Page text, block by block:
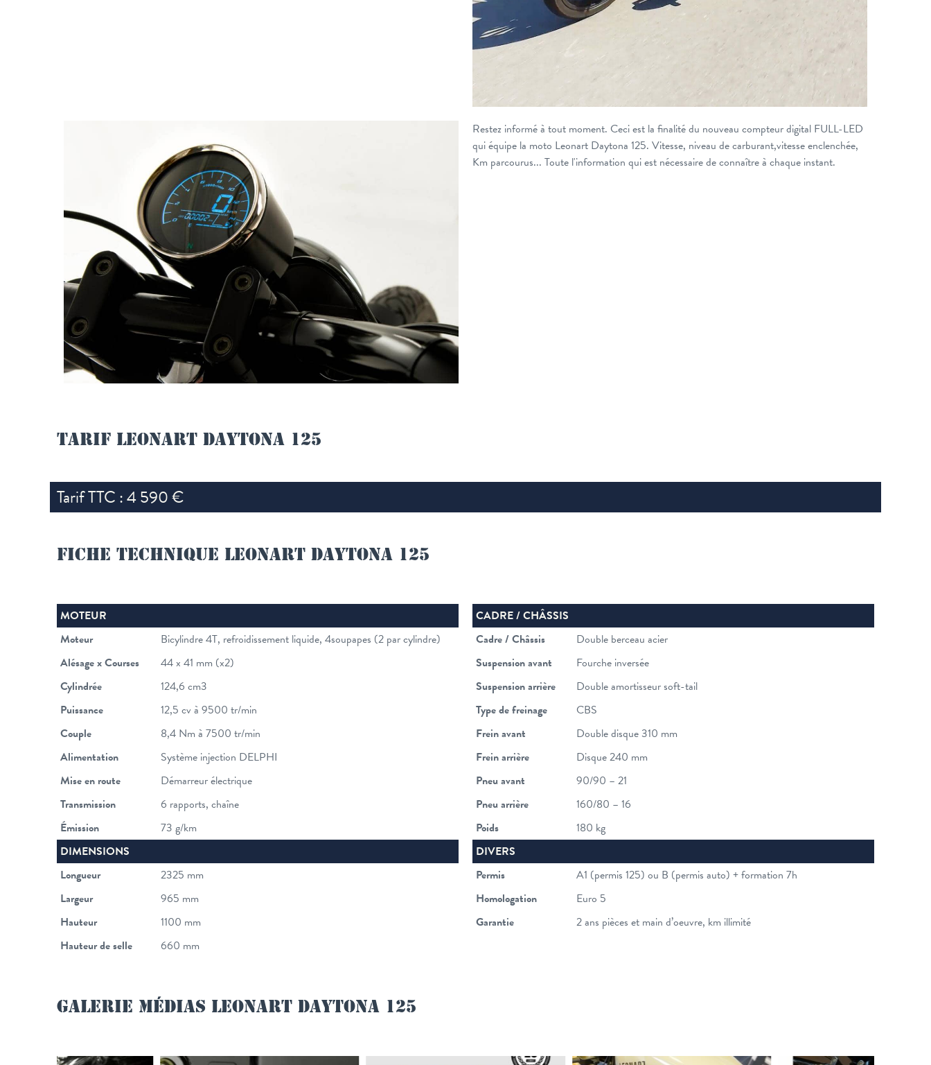
Restez informé à tout moment. Ceci est la finalité du nouveau compteur digital FULL-LED
qui équipe la moto Leonart Daytona 125. Vitesse, niveau de carburant,vitesse enclenchée,
Km parcourus... Toute l'information qui est nécessaire de connaître à chaque instant.
TARIF LEONART DAYTONA 125
Tarif TTC : 4 590 €
FICHE TECHNIQUE LEONART DAYTONA 125
MOTEUR
Moteur
Bicylindre 4T, refroidissement liquide, 4soupapes (2 par cylindre)
Alésage x Courses
44 x 41 mm (x2)
Cylindrée
124,6 cm3
Puissance
12,5 cv à 9500 tr/min
Couple
8,4 Nm à 7500 tr/min
Alimentation
Système injection DELPHI
Mise en route
Démarreur électrique
Transmission
6 rapports, chaîne
Émission
73 g/km
DIMENSIONS
Longueur
2325 mm
Largeur
965 mm
Hauteur
1100 mm
Hauteur de selle
660 mm
CADRE / CHÂSSIS
Cadre / Châssis
Double berceau acier
Suspension avant
Fourche inversée
Suspension arrière
Double amortisseur soft-tail
Type de freinage
CBS
Frein avant
Double disque 310 mm
Frein arrière
Disque 240 mm
Pneu avant
90/90 – 21
Pneu arrière
160/80 – 16
Poids
180 kg
DIVERS
Permis
A1 (permis 125) ou B (permis auto) + formation 7h
Homologation
Euro 5
Garantie
2 ans pièces et main d’oeuvre, km illimité
GALERIE MÉDIAS LEONART DAYTONA 125